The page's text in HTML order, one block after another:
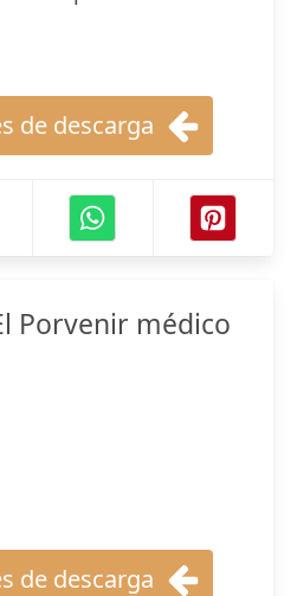
de descarga
Porvenir médico
de descarga